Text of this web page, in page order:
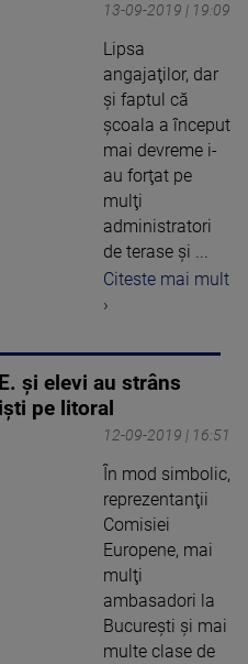
13-09-2019 | 19:09
Lipsa
angajaţilor, dar
şi faptul că
şcoala a început
mai devreme i-
au forţat pe
mulţi
administratori
de terase şi ...
Citeste mai mult
›
și elevi au strâns
pe litoral
12-09-2019 | 16:51
În mod simbolic,
reprezentanţii
Comisiei
Europene, mai
mulţi
ambasadori la
Bucureşti şi mai
multe clase de